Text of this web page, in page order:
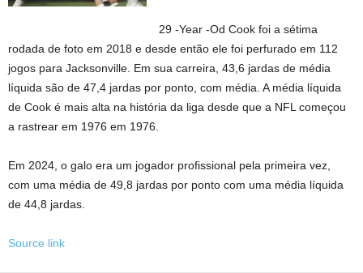
29 -Year -Od Cook foi a sétima
rodada de foto em 2018 e desde então ele foi perfurado em 112
jogos para Jacksonville. Em sua carreira, 43,6 jardas de média
líquida são de 47,4 jardas por ponto, com média. A média líquida
de Cook é mais alta na história da liga desde que a NFL começou
a rastrear em 1976 em 1976.
Em 2024, o galo era um jogador profissional pela primeira vez,
com uma média de 49,8 jardas por ponto com uma média líquida
de 44,8 jardas.
Source link